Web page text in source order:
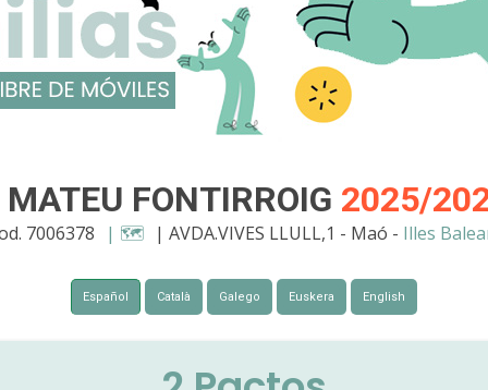
FONTIRROIG 2025/
7006378 | 🗺️ | AVDA.VIVES LLULL,1 - Maó - Illes
Español Català Galego Euskera English